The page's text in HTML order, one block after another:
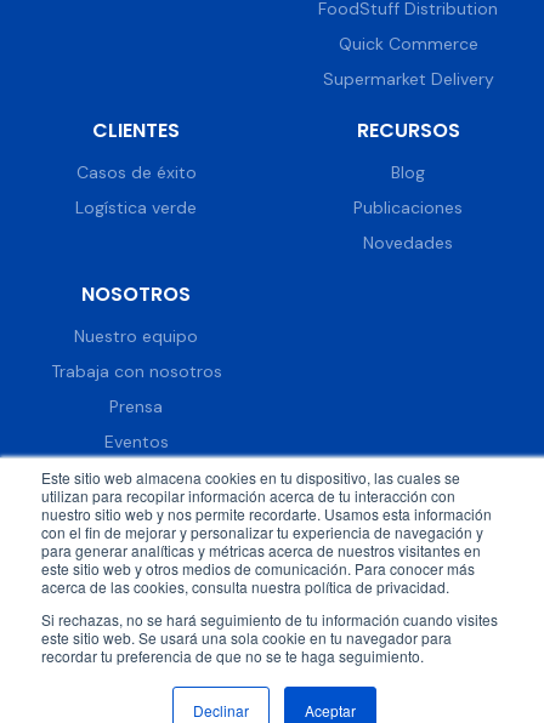
Este sitio web almacena cookies en tu dispositivo, las cuales se
utilizan para recopilar información acerca de tu interacción con
nuestro sitio web y nos permite recordarte. Usamos esta información
con el fin de mejorar y personalizar tu experiencia de navegación y
para generar analíticas y métricas acerca de nuestros visitantes en
este sitio web y otros medios de comunicación. Para conocer más
acerca de las cookies, consulta nuestra política de privacidad.
Si rechazas, no se hará seguimiento de tu información cuando visites
este sitio web. Se usará una sola cookie en tu navegador para
recordar tu preferencia de que no se te haga seguimiento.
Aceptar
Declinar
FoodStuff Distribution
Quick Commerce
Supermarket Delivery
CLIENTES
Casos de éxito
Logística verde
RECURSOS
Blog
Publicaciones
Novedades
NOSOTROS
Nuestro equipo
Trabaja con nosotros
Prensa
Eventos
© 2026 DispatchTrack all rights reserved. Política de
privacidad
Términos & condiciones
Síguenos en